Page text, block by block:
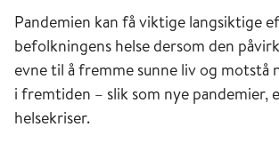
Pandemien kan få viktige langsiktige
befolkningens helse dersom den
evne til å fremme sunne liv og motstå
i fremtiden – slik som nye pandemier,
helsekriser.